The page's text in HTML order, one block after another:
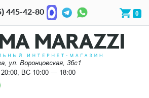
445-42-80 0
ул. Воронцовская, 36с1
ВС 10:00 — 18:00